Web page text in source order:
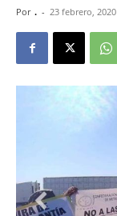
Por . - 23 febrero, 2020